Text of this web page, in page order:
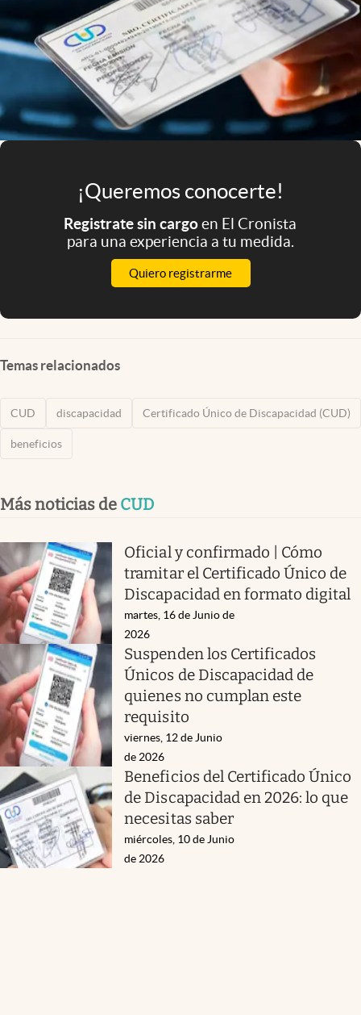
Eventos Corporativos
El Cronista Studio
Mediakit
abre en nueva pestaña
¡Queremos conocerte!
Registrate sin cargoen El Cronista
para una experiencia a tu medida.
Quiero registrarme
Temas relacionados
CUD discapacidad Certificado Único de Discapacidad (CUD)
beneficios
Más noticias de CUD
Oficial y confirmado | Cómo
tramitar el Certificado Único de
Discapacidad en formato digital
martes, 16 de Junio de
2026
Suspenden los Certificados
Únicos de Discapacidad de
quienes no cumplan este
requisito
viernes, 12 de Junio
de 2026
Beneficios del Certificado Único
de Discapacidad en 2026: lo que
necesitas saber
miércoles, 10 de Junio
de 2026